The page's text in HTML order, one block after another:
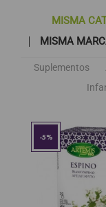
MISMA
MISMA
Suplementos
-5%